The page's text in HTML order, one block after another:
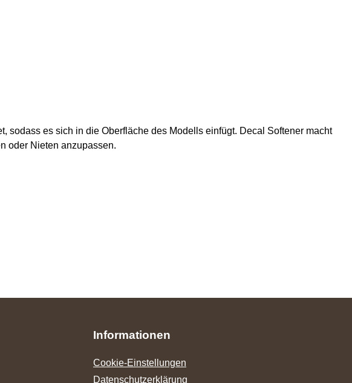
sodass es sich in die Oberfläche des Modells einfügt. Decal Softener macht
oder Nieten anzupassen.
Informationen
Cookie-Einstellungen
Datenschutzerklärung